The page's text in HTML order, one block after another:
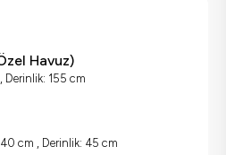
Havuz)
Derinlik: 155 cm
cm , Derinlik: 45 cm